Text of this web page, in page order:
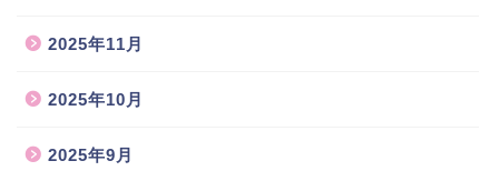
2025年11月
2025年10月
2025年9月